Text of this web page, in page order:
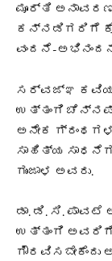
ಮೂರ್ತಿ
ಕನ್ನಡಿಗರಿಗೆ
ವಂದನೆ-
ಸರ್ವಜ್ಞ
ಉತ್ತಂಗಿ
ಅನೇಕ
ಸಾಹಿತ್ಯ
ಗುಂಜಾಳ ಅವರು.
ಡಾ. ಡಿ. ಸಿ.
ಉತ್ತಂಗಿ